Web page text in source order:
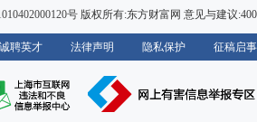
号版权所有:东方财富网 意见与建议
诚聘英才 法律声明 隐私保护 征稿启事